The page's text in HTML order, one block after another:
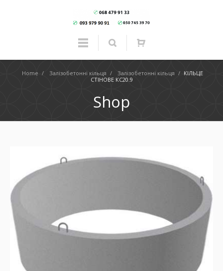
Home / Залізобетонні кільця / Залізобетонні кільця / КІЛЬЦЕ
СТІНОВЕ КС20.9
Shop